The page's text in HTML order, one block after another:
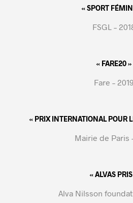
« SPORT
FSGL –
« FARE20 »
Fare – 2019
« PRIX INTERNATIONAL POUR
Mairie de Paris
« ALVAS
Alva Nilsson